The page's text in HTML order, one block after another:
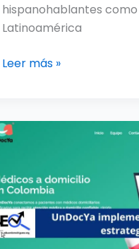
hispanohablantes
Latinoamérica
Leer más »
UnDocYa
implementa
SEO
como
su
estrategia